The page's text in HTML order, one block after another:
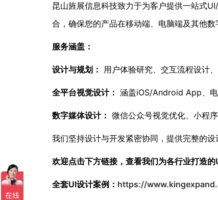
昆山旌展信息科技致力于为客户提供一站式
合，确保您的产品在移动端、电脑端及其他
服务涵盖：
设计与规划： 用户体验研究、交互流程设计
全平台视觉设计： 涵盖iOS/Android App、电
数字媒体设计： 微信公众号视觉优化、小程
我们坚持设计与开发紧密协同，提供完整的
欢迎点击下方链接，查看我们为各行业打造
全套UI设计案例： https://